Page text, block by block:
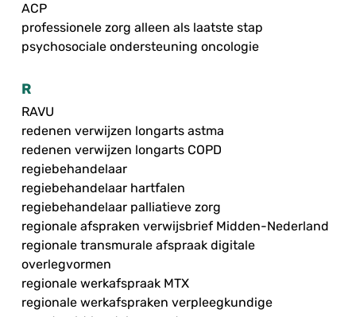
ACP
professionele zorg alleen als laatste stap
psychosociale ondersteuning oncologie
R
RAVU
redenen verwijzen longarts astma
redenen verwijzen longarts COPD
regiebehandelaar
regiebehandelaar hartfalen
regiebehandelaar palliatieve zorg
regionale afspraken verwijsbrief Midden-Nederland
regionale transmurale afspraak digitale
overlegvormen
regionale werkafspraak MTX
regionale werkafspraken verpleegkundige